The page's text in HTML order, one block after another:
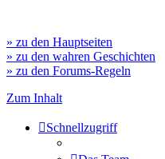
» zu den Hauptseiten
» zu den wahren Geschichten
» zu den Forums-Regeln
Zum Inhalt
Schnellzugriff